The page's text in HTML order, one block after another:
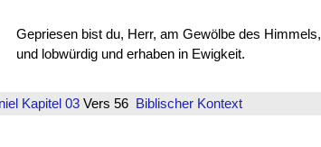
Gepriesen bist du, Herr, am Gewölbe des Himmels,
und lobwürdig und erhaben in Ewigkeit.
Kapitel 03Vers 56 Biblischer Kontext